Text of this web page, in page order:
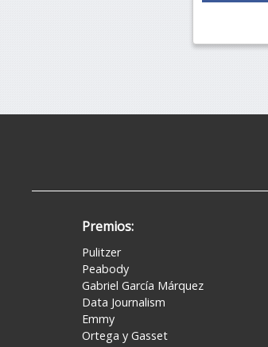
Premios:
Pulitzer
Peabody
Gabriel García Márquez
Data Journalism
Emmy
Ortega y Gasset